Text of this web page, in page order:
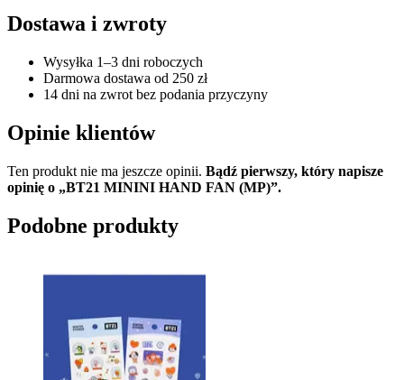
Dostawa i zwroty
Wysyłka 1–3 dni roboczych
Darmowa dostawa od 250 zł
14 dni na zwrot bez podania przyczyny
Opinie klientów
Ten produkt nie ma jeszcze opinii. Bądź pierwszy, który napisze
opinię o „BT21 MININI HAND FAN (MP)”.
Podobne produkty